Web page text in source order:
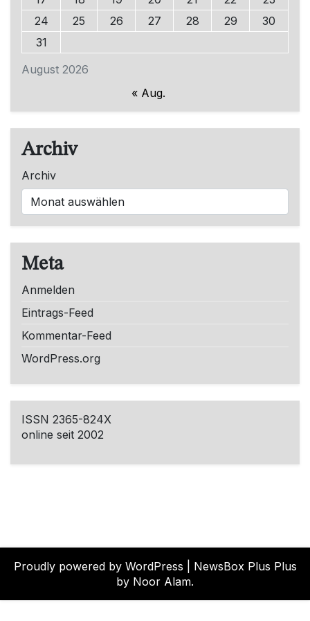
August 2026
24
25 26 27 28 29
30
31
« Aug.
Archiv
Archiv
Meta
Anmelden
Eintrags-Feed
Kommentar-Feed
WordPress.org
ISSN 2365-824X
online seit 2002
Proudly powered by WordPress
NewsBox Plus Plus
by Noor Alam.